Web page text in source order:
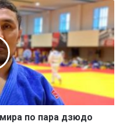
по пара дзюдо